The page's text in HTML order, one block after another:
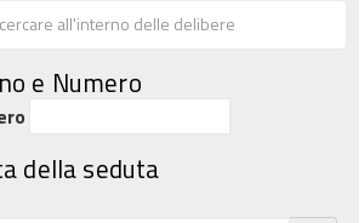
e Numero
della seduta